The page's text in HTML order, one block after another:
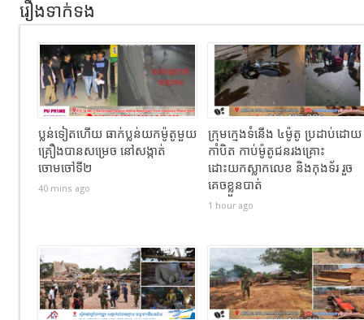
រឿងទាក់ទង
ប្លន់ទៀតហើយ ធាក់ប្លន់យកម៉ូតូមួយ
គ្រឿងបានសម្រេច នៅសង្កាត់
ចោមចៅទី២
40 mins ago
ក្រុមក្មេងទំនើង ៤ម៉ូតូ ប្រដាប់ដោយ
កាំបិត កាប់ម៉ូតូជនរងគ្រោះ
ដោះយកស្លាកលេខ និងកុងទ័រ រួច
គេចខ្លួនបាត់
1 hour ago